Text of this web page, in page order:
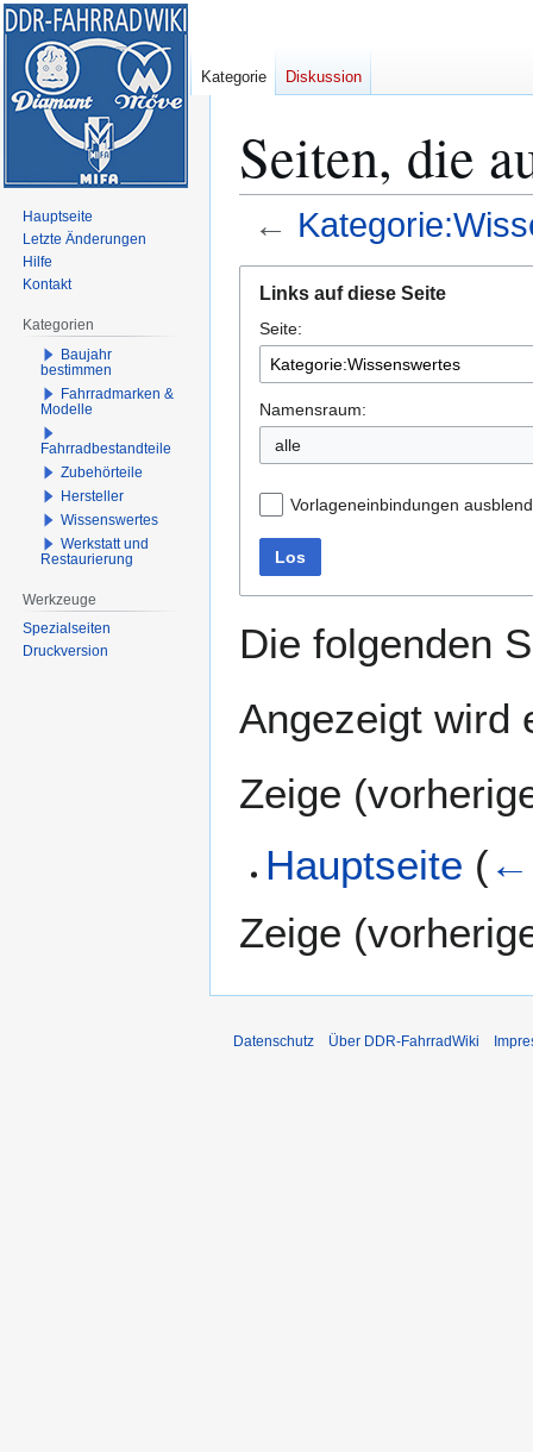
Seiten, die
←
Navigation
springen
Suche
springen
Links auf diese Seite
Seite:
Namensraum:
alle
Vorlageneinbindungen
Los
Die folgenden
Angezeigt wird
Zeige (
Hauptseite (←
Zeige (
Kategorie Diskussion
Hauptseite
Letzte Änderungen
Hilfe
Kontakt
Kategorien
Baujahr
bestimmen
Fahrradmarken &
Modelle
Fahrradbestandteile
Zubehörteile
Hersteller
Wissenswertes
Werkstatt und
Restaurierung
Werkzeuge
Spezialseiten
Druckversion
Datenschutz Über DDR-FahrradWiki